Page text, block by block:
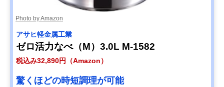
Photo by Amazon
アサヒ軽金属工業
ゼロ活力なべ（M）3.0L M-1582
税込み32,890円（Amazon）
驚くほどの時短調理が可能